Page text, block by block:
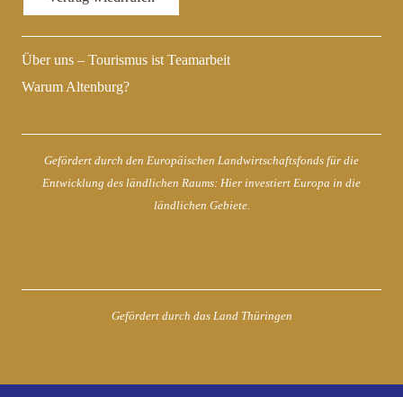
Über uns – Tourismus ist Teamarbeit
Warum Altenburg?
Gefördert durch den Europäischen Landwirtschaftsfonds für die
Entwicklung des ländlichen Raums: Hier investiert Europa in die
ländlichen Gebiete.
Gefördert durch das Land Thüringen